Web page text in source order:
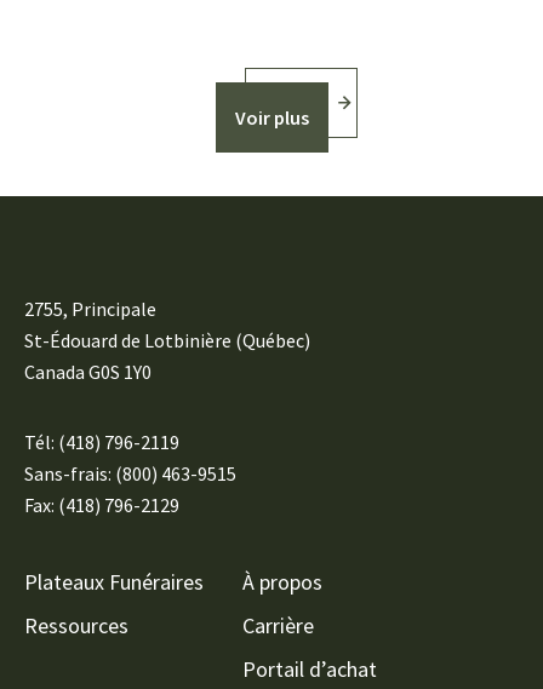
Voir plus
2755, Principale
St-Édouard de Lotbinière (Québec)
Canada G0S 1Y0
Tél: (418) 796-2119
Sans-frais: (800) 463-9515
Fax: (418) 796-2129
Plateaux Funéraires
Ressources
À propos
Carrière
Portail d’achat